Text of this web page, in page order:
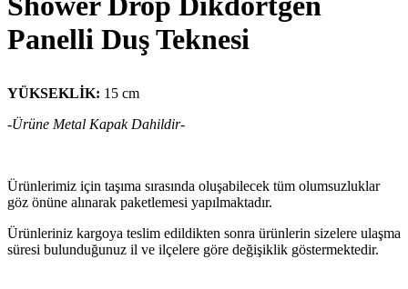
Panelli Duş Teknesi
YÜKSEKLİK: 15 cm
-Ürüne Metal Kapak Dahildir-
Ürünlerimiz için taşıma sırasında oluşabilecek tüm olumsuzluklar
göz önüne alınarak paketlemesi yapılmaktadır.
Ürünleriniz kargoya teslim edildikten sonra ürünlerin sizelere ulaşma
süresi bulunduğunuz il ve ilçelere göre değişiklik göstermektedir.